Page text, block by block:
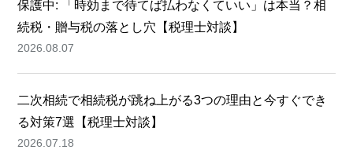
保護中: 「時効まで待てば払わなくていい」は本当？相
続税・贈与税の落とし穴【税理士対談】
2026.08.07
二次相続で相続税が跳ね上がる3つの理由と今すぐでき
る対策7選【税理士対談】
2026.07.18